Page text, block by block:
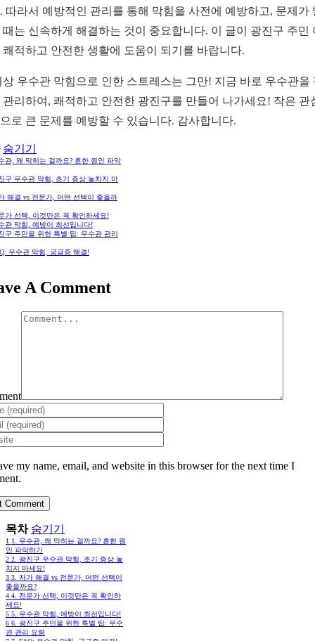
따라서 예방적인 관리를 통해 막힘을 사전에 예방하고, 문제가
때는 신속하게 해결하는 것이 중요합니다. 이 글이 광진구 주민
쾌적하고 안전한 생활에 도움이 되기를 바랍니다.
상 우수관 막힘으로 인한 스트레스는 그만! 지금 바로 우수관을
관리하여, 쾌적하고 안전한 광진구를 만들어 나가세요! 작은 관
로 큰 문제를 예방할 수 있습니다. 감사합니다.
숨기기
관, 왜 막히는 걸까요? 흔한 원인 파악
구 우수관 막힘, 초기 증상 놓치지 마
해결 vs 전문가, 어떤 선택이 좋을까
가 선택, 이것만은 꼭 확인하세요!
관 막힘, 예방이 최선입니다!
구 주민을 위한 특별 팁: 우수관 관리
우수관 막힘, 궁금증 해결!
A Comment
my name, email, and website in this browser for the next time I
목차 숨기기
1 1. 우수관, 왜 막히는 걸까요? 흔한 원
인 파악하기
2 2. 광진구 우수관 막힘, 초기 증상 놓
치지 마세요!
3 3. 자가 해결 vs 전문가, 어떤 선택이
좋을까요?
4 4. 전문가 선택, 이것만은 꼭 확인하
세요!
5 5. 우수관 막힘, 예방이 최선입니다!
6 6. 광진구 주민을 위한 특별 팁: 우수
관 관리 요령